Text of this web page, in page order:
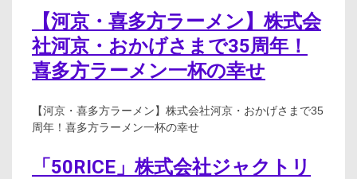
【河京・喜多方ラーメン】株式会
社河京・おかげさまで35周年！
喜多方ラーメン一杯の幸せ
【河京・喜多方ラーメン】株式会社河京・おかげさまで35
周年！喜多方ラーメン一杯の幸せ
「50RICE」株式会社ジャクトリ